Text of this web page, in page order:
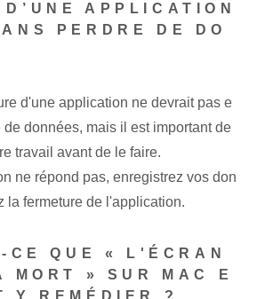
D’UNE APPLICATION
PERDRE DE DO
d'une application ne devrait pas e
de données, mais il est important de
travail avant de le faire.
ne répond pas, enregistrez vos don
la fermeture de l'application.
CE QUE « L'ÉCRAN
MORT » SUR MAC E